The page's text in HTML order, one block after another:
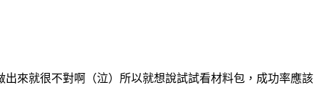
來就很不對啊（泣）所以就想說試試看材料包，成功率應該